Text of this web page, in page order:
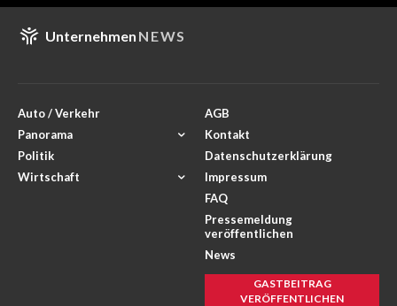
Unternehmen NEWS
Auto / Verkehr
Panorama
Politik
Wirtschaft
AGB
Kontakt
Datenschutzerklärung
Impressum
FAQ
Pressemeldung
veröffentlichen
News
GASTBEITRAG
VERÖFFENTLICHEN